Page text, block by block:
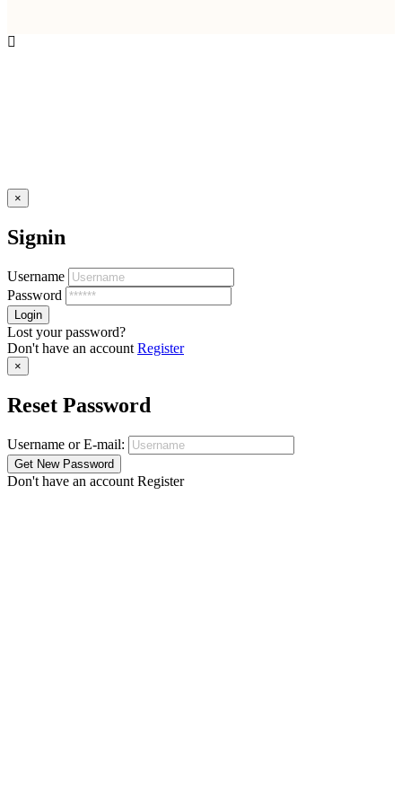
×
Signin
Username
Password
Lost your password?
Don't have an account Register
×
Reset Password
Username or E-mail:
Don't have an account Register